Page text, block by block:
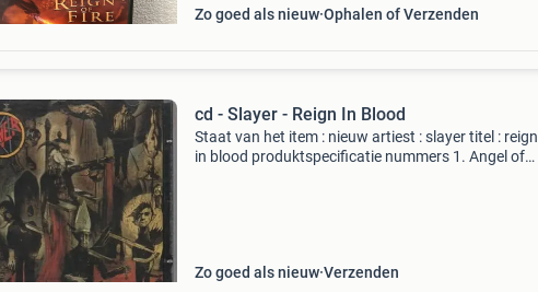
Zo goed als nieuw Ophalen of Verzenden
cd - Slayer - Reign In Blood
Staat van het item : nieuw artiest : slayer titel : reign
in blood produktspecificatie nummers 1. Angel of
Zo goed als nieuw Verzenden